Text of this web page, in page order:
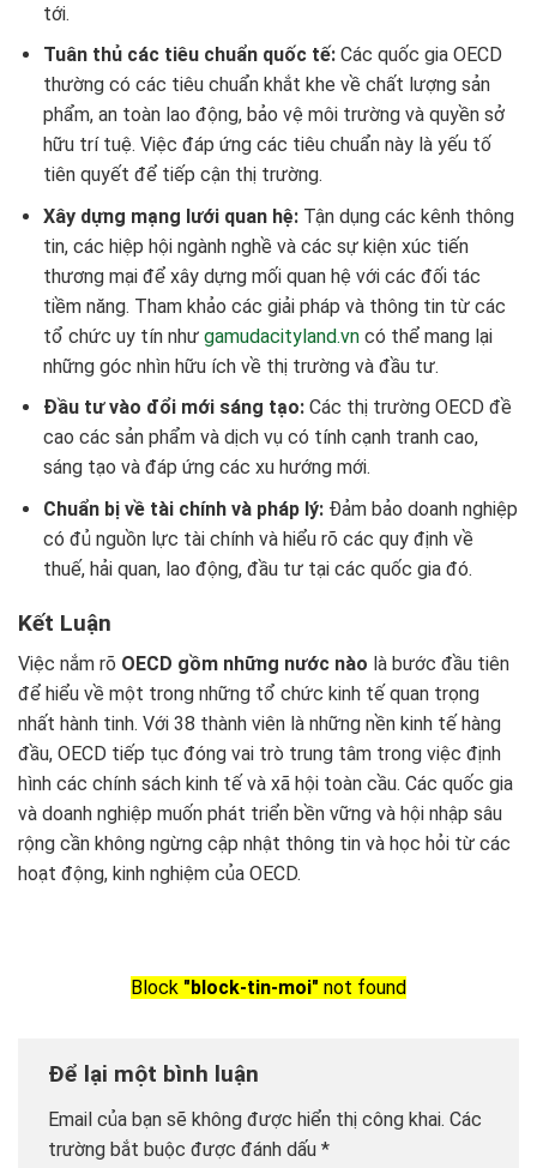
tới.
Tuân thủ các tiêu chuẩn quốc tế:Các quốc gia OECD
thường có các tiêu chuẩn khắt khe về chất lượng sản
phẩm, an toàn lao động, bảo vệ môi trường và quyền sở
hữu trí tuệ. Việc đáp ứng các tiêu chuẩn này là yếu tố
tiên quyết để tiếp cận thị trường.
Xây dựng mạng lưới quan hệ:Tận dụng các kênh thông
tin, các hiệp hội ngành nghề và các sự kiện xúc tiến
thương mại để xây dựng mối quan hệ với các đối tác
tiềm năng. Tham khảo các giải pháp và thông tin từ các
tổ chức uy tín như gamudacityland.vncó thể mang lại
những góc nhìn hữu ích về thị trường và đầu tư.
Đầu tư vào đổi mới sáng tạo:Các thị trường OECD đề
cao các sản phẩm và dịch vụ có tính cạnh tranh cao,
sáng tạo và đáp ứng các xu hướng mới.
Chuẩn bị về tài chính và pháp lý:Đảm bảo doanh nghiệp
có đủ nguồn lực tài chính và hiểu rõ các quy định về
thuế, hải quan, lao động, đầu tư tại các quốc gia đó.
Kết Luận
Việc nắm rõ OECD gồm những nước nào là bước đầu tiên
để hiểu về một trong những tổ chức kinh tế quan trọng
nhất hành tinh. Với 38 thành viên là những nền kinh tế hàng
đầu, OECD tiếp tục đóng vai trò trung tâm trong việc định
hình các chính sách kinh tế và xã hội toàn cầu. Các quốc gia
và doanh nghiệp muốn phát triển bền vững và hội nhập sâu
rộng cần không ngừng cập nhật thông tin và học hỏi từ các
hoạt động, kinh nghiệm của OECD.
Block "block-tin-moi" not found
Để lại một bình luận
Email của bạn sẽ không được hiển thị công khai. Các
trường bắt buộc được đánh dấu *